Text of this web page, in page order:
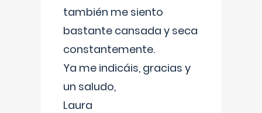
también me siento
bastante cansada y seca
constantemente.
Ya me indicáis, gracias y
un saludo,
Laura